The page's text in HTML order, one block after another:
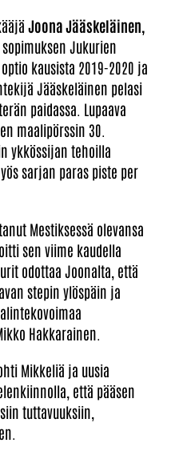
Joona Jääskeläinen,
Jukurien
kausista 2019-2020 ja
Jääskeläinen pelasi
paidassa. Lupaava
maalipörssin 30.
ykkössijan tehoilla
sarjan paras piste per
Mestiksessä olevansa
sen viime kaudella
odottaa Joonalta, että
stepin ylöspäin ja
Hakkarainen.
Mikkeliä ja uusia
että pääsen
tuttavuuksiin,